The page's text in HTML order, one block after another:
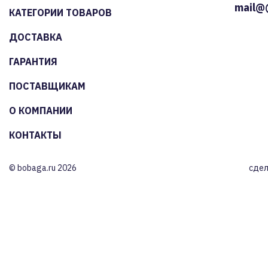
КАТЕГОРИИ ТОВАРОВ
ДОСТАВКА
ГАРАНТИЯ
ПОСТАВЩИКАМ
О КОМПАНИИ
КОНТАКТЫ
© bobaga.ru 2026